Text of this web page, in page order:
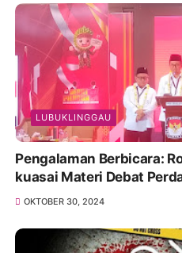
LUBUKLINGGAU
Pengalaman Berbicara:
kuasai Materi Debat
OKTOBER 30, 2024